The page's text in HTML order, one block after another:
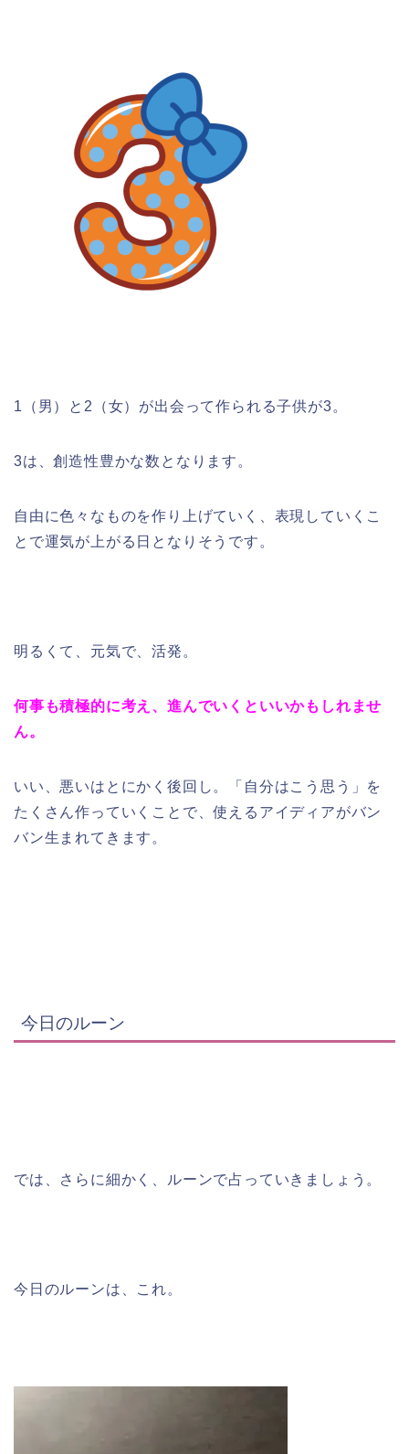
1（男）と2（女）が出会って作られる子供が3。
3は、創造性豊かな数となります。
自由に色々なものを作り上げていく、表現していくこ
とで運気が上がる日となりそうです。
明るくて、元気で、活発。
何事も積極的に考え、進んでいくといいかもしれませ
ん。
いい、悪いはとにかく後回し。「自分はこう思う」を
たくさん作っていくことで、使えるアイディアがバン
バン生まれてきます。
今日のルーン
では、さらに細かく、ルーンで占っていきましょう。
今日のルーンは、これ。